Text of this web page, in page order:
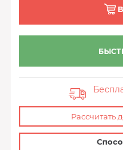
Рассчитать